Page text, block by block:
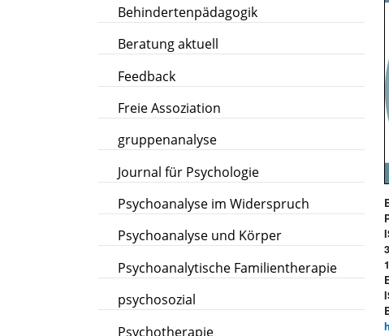
Behindertenpädagogik
Beratung aktuell
Feedback
Freie Assoziation
gruppenanalyse
Journal für Psychologie
Psychoanalyse im Widerspruch
Psychoanalyse und Körper
Psychoanalytische Familientherapie
psychosozial
Psychotherapie